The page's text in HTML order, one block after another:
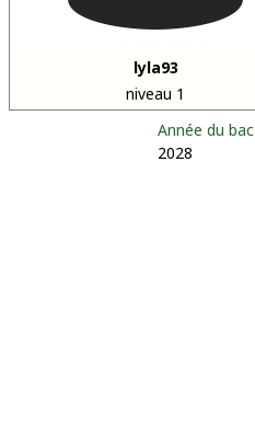
lyla93
niveau 1
Année du bac
2028